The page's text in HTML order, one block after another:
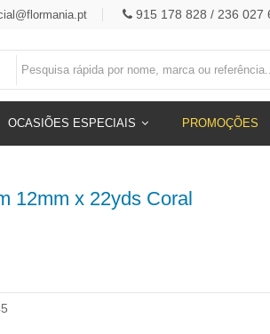
915 178 828 / 236 027
OCASIÕES ESPECIAIS PROMOÇÕES
12mm x 22yds Coral